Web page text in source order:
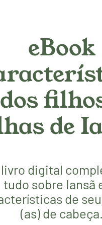
eBook
dos
de
livro digital
tudo sobre Iansã
de
(as) de cabeça.